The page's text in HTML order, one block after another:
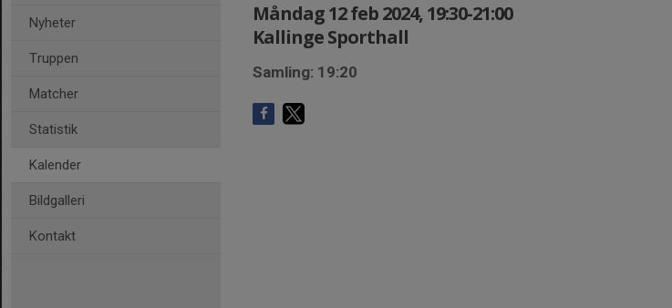
Nyheter
Truppen
Matcher
Statistik
Kalender
Bildgalleri
Kontakt
Måndag 12 feb 2024, 19:30-21:00
Kallinge Sporthall
Samling: 19:20